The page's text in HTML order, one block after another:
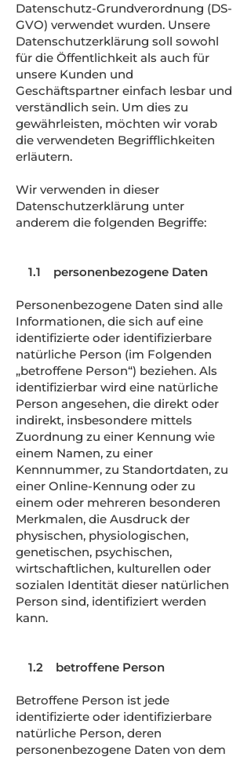
Datenschutz-Grundverordnung (DS-
GVO) verwendet wurden. Unsere
Datenschutzerklärung soll sowohl
für die Öffentlichkeit als auch für
unsere Kunden und
Geschäftspartner einfach lesbar und
verständlich sein. Um dies zu
gewährleisten, möchten wir vorab
die verwendeten Begrifflichkeiten
erläutern.
Wir verwenden in dieser
Datenschutzerklärung unter
anderem die folgenden Begriffe:
1.1 personenbezogene Daten
Personenbezogene Daten sind alle
Informationen, die sich auf eine
identifizierte oder identifizierbare
natürliche Person (im Folgenden
„betroffene Person“) beziehen. Als
identifizierbar wird eine natürliche
Person angesehen, die direkt oder
indirekt, insbesondere mittels
Zuordnung zu einer Kennung wie
einem Namen, zu einer
Kennnummer, zu Standortdaten, zu
einer Online-Kennung oder zu
einem oder mehreren besonderen
Merkmalen, die Ausdruck der
physischen, physiologischen,
genetischen, psychischen,
wirtschaftlichen, kulturellen oder
sozialen Identität dieser natürlichen
Person sind, identifiziert werden
kann.
1.2 betroffene Person
Betroffene Person ist jede
identifizierte oder identifizierbare
natürliche Person, deren
personenbezogene Daten von dem